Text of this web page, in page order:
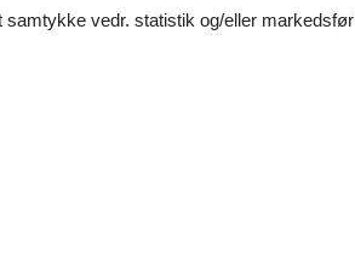
1
vedr. statistik og/eller